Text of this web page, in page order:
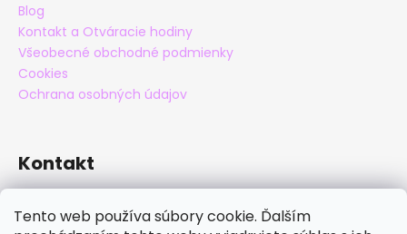
Tento web používa súbory cookie. Ďalším
Blog
Kontakt a Otváracie hodiny
Všeobecné obchodné podmienky
Cookies
Ochrana osobných údajov
Kontakt
+421 905 838 706